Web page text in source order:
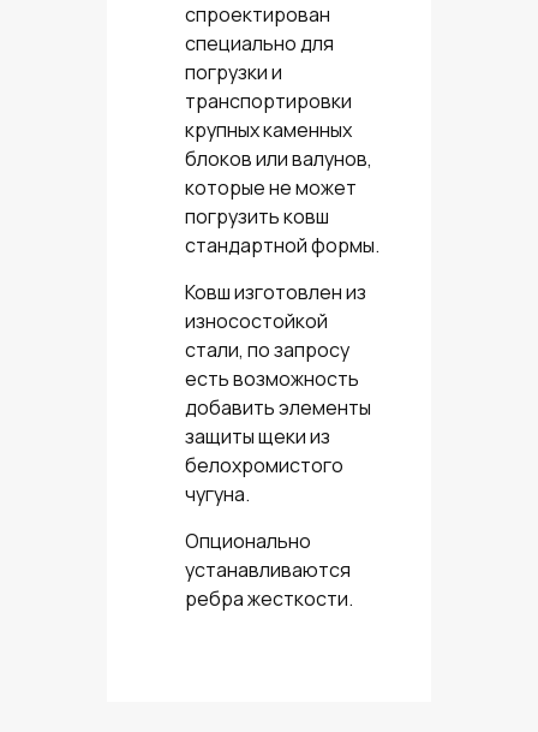
спроектирован
специально для
погрузки и
транспортировки
крупных каменных
блоков или валунов,
которые не может
погрузить ковш
стандартной формы.
Ковш изготовлен из
износостойкой
стали, по запросу
есть возможность
добавить элементы
защиты щеки из
белохромистого
чугуна.
Опционально
устанавливаются
ребра жесткости.